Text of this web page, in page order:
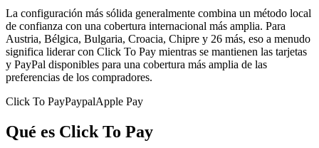
La configuración más sólida generalmente combina un método local
de confianza con una cobertura internacional más amplia. Para
Austria, Bélgica, Bulgaria, Croacia, Chipre y 26 más, eso a menudo
significa liderar con Click To Pay mientras se mantienen las tarjetas
y PayPal disponibles para una cobertura más amplia de las
preferencias de los compradores.
Click To PayPaypalApple Pay
Qué es Click To Pay